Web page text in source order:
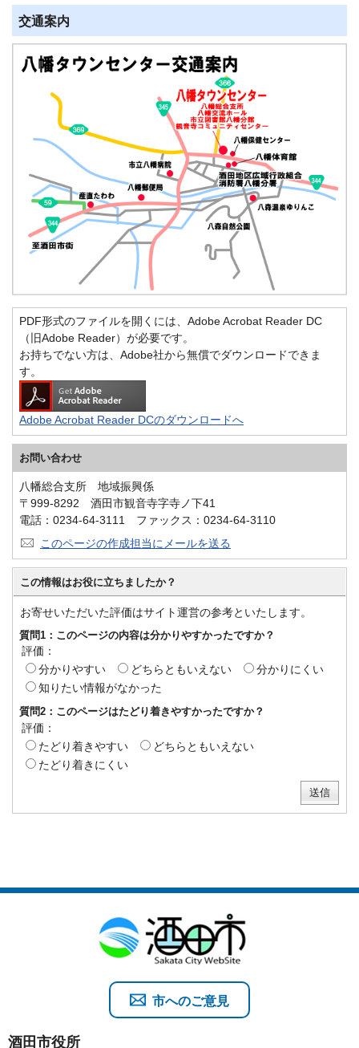
交通案内
PDF形式のファイルを開くには、Adobe Acrobat Reader DC
（旧Adobe Reader）が必要です。
お持ちでない方は、Adobe社から無償でダウンロードできま
す。
Adobe Acrobat Reader DCのダウンロードへ
お問い合わせ
八幡総合支所 地域振興係
〒999-8292 酒田市観音寺字寺ノ下41
電話：0234-64-3111 ファックス：0234-64-3110
このページの作成担当にメールを送る
この情報はお役に立ちましたか？
お寄せいただいた評価はサイト運営の参考といたします。
質問1：このページの内容は分かりやすかったですか？
評価：
分かりやすい
どちらともいえない
分かりにくい
知りたい情報がなかった
質問2：このページはたどり着きやすかったですか？
評価：
たどり着きやすい
どちらともいえない
たどり着きにくい
酒田市役所
市へのご意見